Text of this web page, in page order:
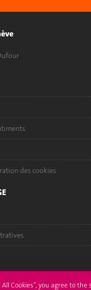
des cookies
All Cookies”, you agree to